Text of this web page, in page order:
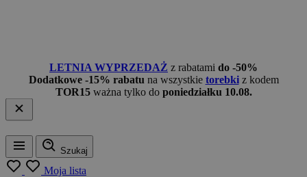
LETNIA WYPRZEDAŻ z rabatami do -50%
Dodatkowe -15% rabatu na wszystkie torebkiz kodem
TOR15 ważna tylko do poniedziałku 10.08.
Menu
Szukaj
Moja lista